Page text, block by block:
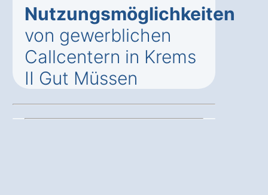
Nutzungsmöglichkeiten
von gewerblichen
Callcentern in Krems
II Gut Müssen